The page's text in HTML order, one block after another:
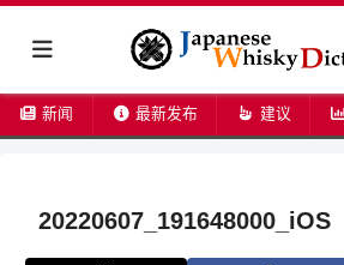
新闻 最新发布 建议
20220607_191648000_iOS